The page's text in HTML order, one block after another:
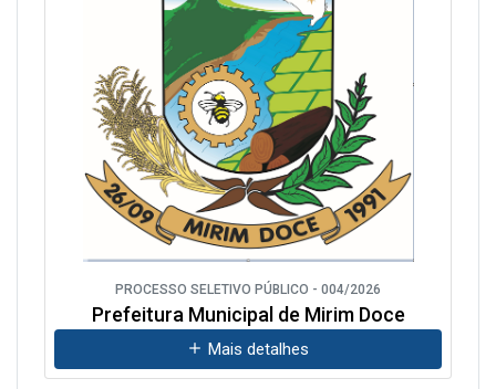
PROCESSO SELETIVO PÚBLICO - 004/2026
Prefeitura Municipal de Mirim Doce
Mais detalhes